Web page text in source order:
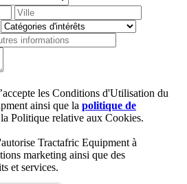
les Conditions d'Utilisation du
ainsi que la politique de
Politique relative aux Cookies.
Tractafric Equipment à
marketing ainsi que des
et services.